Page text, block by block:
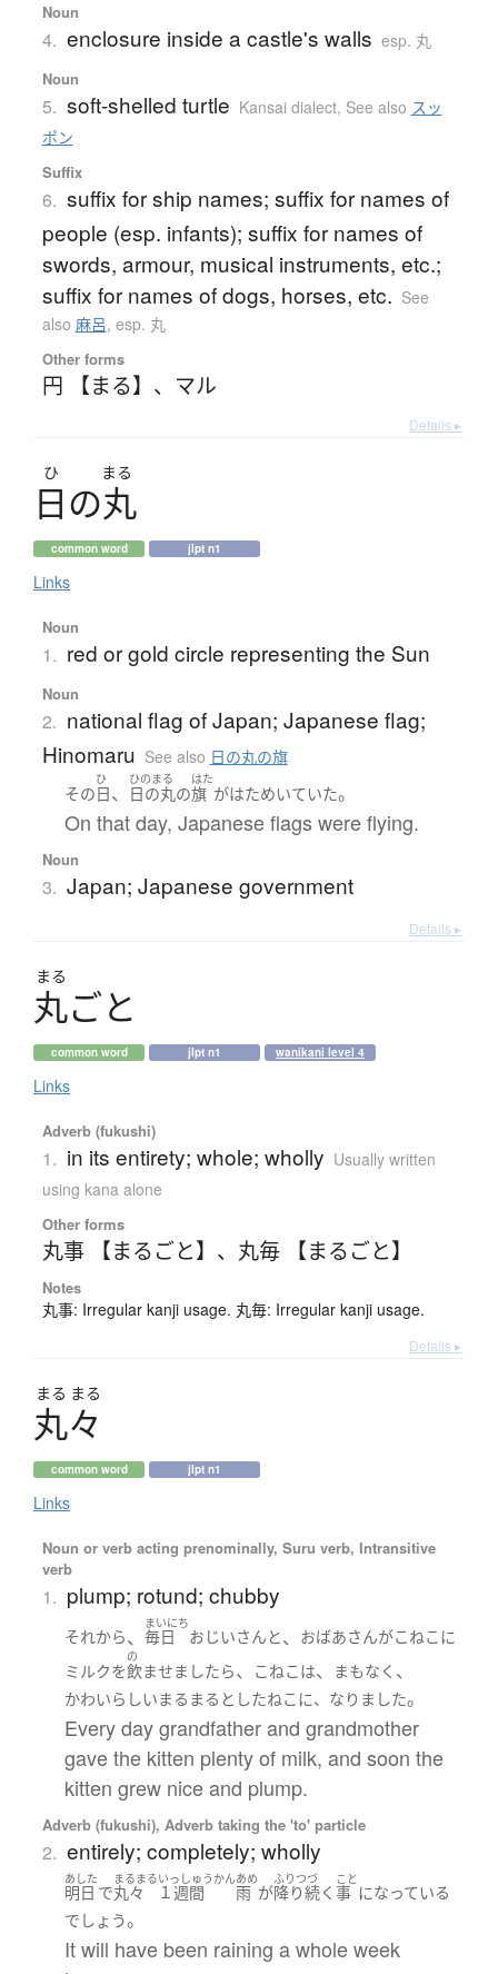
Noun
4. enclosure inside a castle's walls esp. 丸
Noun
5. soft-shelled turtle Kansai dialect, See also スッ
ポン
Suffix
6. suffix for ship names; suffix for names of
people (esp. infants); suffix for names of
swords, armour, musical instruments, etc.;
suffix for names of dogs, horses, etc. See
also 麻呂, esp. 丸
Other forms
円 【まる】 、 マル
Details ▸
ひ まる
日の丸
common word jlpt n1
Links
Noun
1. red or gold circle representing the Sun
Noun
2. national flag of Japan; Japanese flag;
Hinomaru See also 日の丸の旗
その
ひ
日、
ひのまる
日の丸の
はた
旗 がはためいていた。
On that day, Japanese flags were flying.
Noun
3. Japan; Japanese government
Details ▸
まる
丸ごと
common word jlpt n1 wanikani level 4
Links
Adverb (fukushi)
1. in its entirety; whole; wholly Usually written
using kana alone
Other forms
丸事 【まるごと】 、 丸毎 【まるごと】
Notes
丸事: Irregular kanji usage. 丸毎: Irregular kanji usage.
Details ▸
まる まる
丸々
common word jlpt n1
Links
Noun or verb acting prenominally, Suru verb, Intransitive
verb
1. plump; rotund; chubby
それから、
まいにち
毎日 おじいさん と、 おばあさんがこねこに
ミルクを
の
飲ませましたら、 こねこ は、 まもなく 、
かわいらしいまるまると したねこ に、なりました。
Every day grandfather and grandmother
gave the kitten plenty of milk, and soon the
kitten grew nice and plump.
Adverb (fukushi), Adverb taking the 'to' particle
2. entirely; completely; wholly
あした
明日 で
まるまる
丸々
いっしゅうかん
１週間
あめ
雨 が
ふりつづ
降り続く
こと
事 になっている
でしょう。
It will have been raining a whole week